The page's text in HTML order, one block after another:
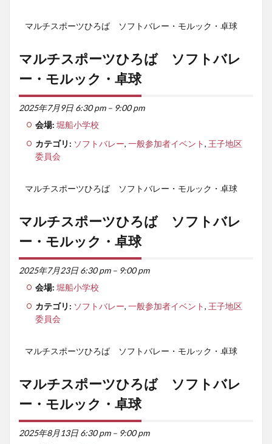
マルチスポーツひろば ソフトバレー・モルック・卓球
マルチスポーツひろば ソフトバレ
ー・モルック・卓球
2025年7月9日 6:30 pm– 9:00 pm
会場: 堀船小学校
カテゴリ: ソフトバレー, 一般参加者イベント, 王子地区
委員会
マルチスポーツひろば ソフトバレー・モルック・卓球
マルチスポーツひろば ソフトバレ
ー・モルック・卓球
2025年7月23日 6:30 pm– 9:00 pm
会場: 堀船小学校
カテゴリ: ソフトバレー, 一般参加者イベント, 王子地区
委員会
マルチスポーツひろば ソフトバレー・モルック・卓球
マルチスポーツひろば ソフトバレ
ー・モルック・卓球
2025年8月13日 6:30 pm– 9:00 pm